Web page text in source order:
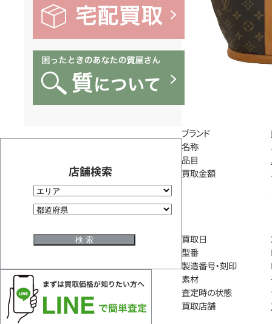
店舗検索
ブランド
名称
品目
買取金額
買取日
型番
製造番号・刻印
素材
査定時の状態
買取店舗